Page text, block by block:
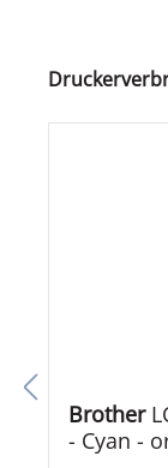
BrotherLC1100HYC - Hohe Ergiebigkeit